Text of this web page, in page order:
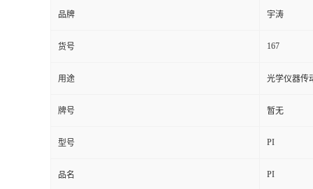
品牌 宇涛
货号 167
用途 光学仪器传
牌号 暂无
型号 PI
品名 PI